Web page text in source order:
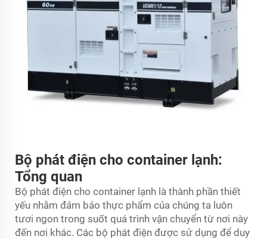
Bộ phát điện cho container lạnh:
Tổng quan
Bộ phát điện cho container lạnh là thành phần thiết
yếu nhằm đảm bảo thực phẩm của chúng ta luôn
tươi ngon trong suốt quá trình vận chuyển từ nơi này
đến nơi khác. Các bộ phát điện được sử dụng để duy